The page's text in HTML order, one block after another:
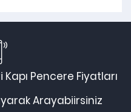
Pencere Fiyatları
Arayabiirsiniz